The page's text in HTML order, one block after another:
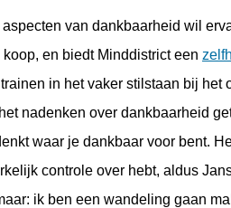
van dankbaarheid wil
en biedt Minddistrict een
in het vaker stilstaan bij het
nadenken over dankbaarheid
waar je dankbaar voor bent.
controle over hebt, aldus
ik ben een wandeling gaan